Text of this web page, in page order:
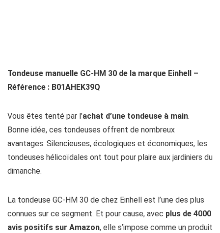
Tondeuse manuelle GC-HM 30 de la marque Einhell –
Référence : B01AHEK39Q
Vous êtes tenté par l’achat d’une tondeuse à main.
Bonne idée, ces tondeuses offrent de nombreux
avantages. Silencieuses, écologiques et économiques, les
tondeuses hélicoïdales ont tout pour plaire aux jardiniers du
dimanche.
La tondeuse GC-HM 30 de chez Einhell est l’une des plus
connues sur ce segment. Et pour cause, avec plus de 4000
avis positifs sur Amazon, elle s’impose comme un produit